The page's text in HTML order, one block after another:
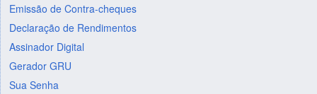
Emissão de Contra-cheques
Declaração de Rendimentos
Assinador Digital
Gerador GRU
Sua Senha